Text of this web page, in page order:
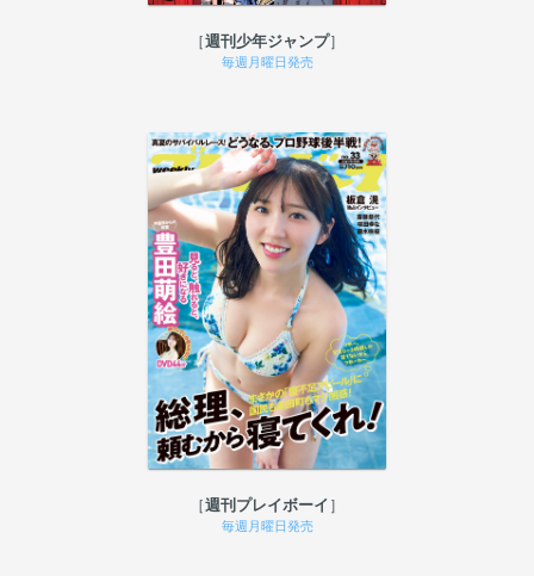
週刊少年ジャンプ
毎週月曜日発売
週刊プレイボーイ
毎週月曜日発売